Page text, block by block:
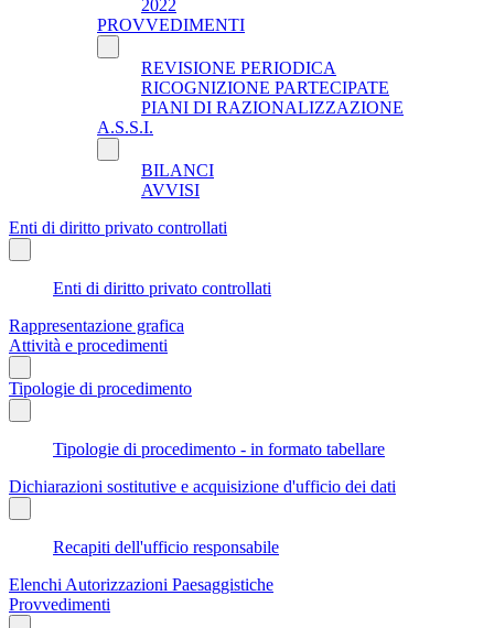
2022
PROVVEDIMENTI
REVISIONE PERIODICA
RICOGNIZIONE PARTECIPATE
PIANI DI RAZIONALIZZAZIONE
A.S.S.I.
BILANCI
AVVISI
Enti di diritto privato controllati
Enti di diritto privato controllati
Rappresentazione grafica
Attività e procedimenti
Tipologie di procedimento
Tipologie di procedimento - in formato tabellare
Dichiarazioni sostitutive e acquisizione d'ufficio dei dati
Recapiti dell'ufficio responsabile
Elenchi Autorizzazioni Paesaggistiche
Provvedimenti